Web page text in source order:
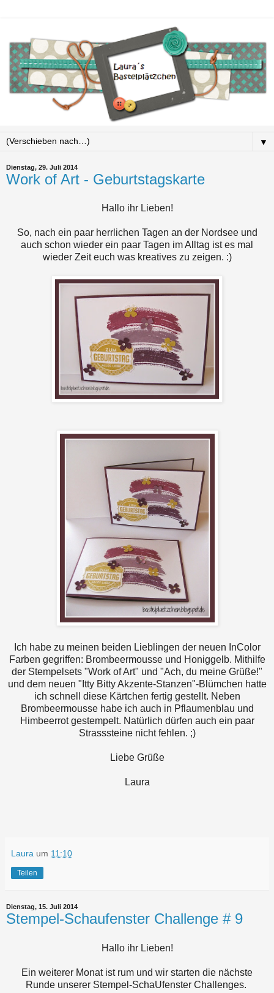
▼
Dienstag, 29. Juli 2014
Work of Art - Geburtstagskarte
Hallo ihr Lieben!
So, nach ein paar herrlichen Tagen an der Nordsee und
auch schon wieder ein paar Tagen im Alltag ist es mal
wieder Zeit euch was kreatives zu zeigen. :)
Ich habe zu meinen beiden Lieblingen der neuen InColor
Farben gegriffen: Brombeermousse und Honiggelb. Mithilfe
der Stempelsets "Work of Art" und "Ach, du meine Grüße!"
und dem neuen "Itty Bitty Akzente-Stanzen"-Blümchen hatte
ich schnell diese Kärtchen fertig gestellt. Neben
Brombeermousse habe ich auch in Pflaumenblau und
Himbeerrot gestempelt. Natürlich dürfen auch ein paar
Strasssteine nicht fehlen. ;)
Liebe Grüße
Laura
Laura um 11:10
Teilen
Dienstag, 15. Juli 2014
Stempel-Schaufenster Challenge # 9
Hallo ihr Lieben!
Ein weiterer Monat ist rum und wir starten die nächste
Runde unserer Stempel-SchaUfenster Challenges.